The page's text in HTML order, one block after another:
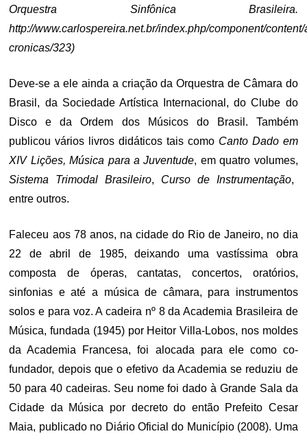
Orquestra Sinfônica Brasileira.
http://www.carlospereira.net.br/index.php/component/
cronicas/323)
Deve-se a ele ainda a criação da Orquestra de Câmara do
Brasil, da Sociedade Artística Internacional, do Clube do
Disco e da Ordem dos Músicos do Brasil. Também
publicou vários livros didáticos tais como Canto Dado em
XIV Lições, Música para a Juventude, em quatro volumes,
Sistema Trimodal Brasileiro, Curso de Instrumentação,
entre outros.
Faleceu aos 78 anos, na cidade do Rio de Janeiro, no dia
22 de abril de 1985, deixando uma vastíssima obra
composta de óperas, cantatas, concertos, oratórios,
sinfonias e até a música de câmara, para instrumentos
solos e para voz. A cadeira nº 8 da Academia Brasileira de
Música, fundada (1945) por Heitor Villa-Lobos, nos moldes
da Academia Francesa, foi alocada para ele como co-
fundador, depois que o efetivo da Academia se reduziu de
50 para 40 cadeiras. Seu nome foi dado à Grande Sala da
Cidade da Música por decreto do então Prefeito Cesar
Maia, publicado no Diário Oficial do Município (2008). Uma